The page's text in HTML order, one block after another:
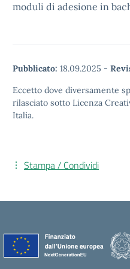
moduli di adesione in
Pubblicato: 18.09.2025 -
Eccetto dove diversamente
rilasciato sotto Licenza
Italia.
Stampa / Condividi